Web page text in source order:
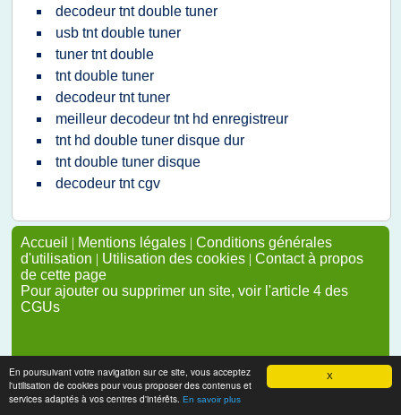
X
En poursuivant votre navigation sur ce site, vous acceptez
l'utilisation de cookies pour vous proposer des contenus et
services adaptés à vos centres d'intérêts. En savoir plus
decodeur tnt double tuner
usb tnt double tuner
tuner tnt double
tnt double tuner
decodeur tnt tuner
meilleur decodeur tnt hd enregistreur
tnt hd double tuner disque dur
tnt double tuner disque
decodeur tnt cgv
Accueil | Mentions légales | Conditions générales
d'utilisation | Utilisation des cookies | Contact à propos
de cette page
Pour ajouter ou supprimer un site, voir l'article 4 des
CGUs